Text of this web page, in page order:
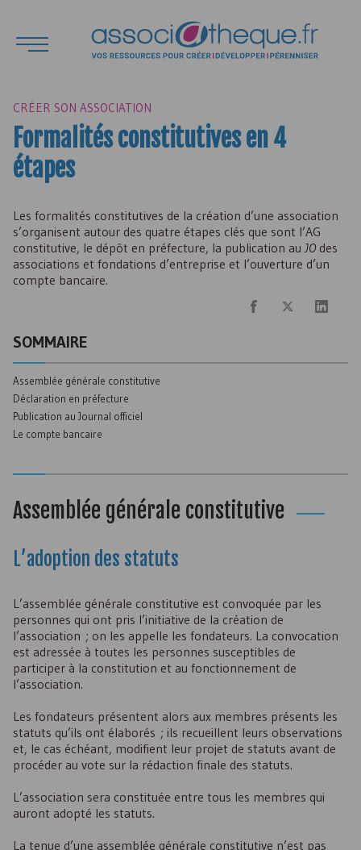
CRÉER SON ASSOCIATION
Formalités constitutives en 4
étapes
Les formalités constitutives de la création d’une association
s’organisent autour des quatre étapes clés que sont l’AG
constitutive, le dépôt en préfecture, la publication auJO des
associations et fondations d’entreprise et l’ouverture d’un
compte bancaire.
SOMMAIRE
Assemblée générale constitutive
Déclaration en préfecture
Publication au Journal officiel
Le compte bancaire
Assemblée générale constitutive
L’adoption des statuts
L’assemblée générale constitutive est convoquée par les
personnes qui ont pris l’initiative de la création de
l’association ; on les appelle les fondateurs. La convocation
est adressée à toutes les personnes susceptibles de
participer à la constitution et au fonctionnement de
l’association.
Les fondateurs présentent alors aux membres présents les
statuts qu’ils ont élaborés ; ils recueillent leurs observations
et, le cas échéant, modifient leur projet de statuts avant de
procéder au vote sur la rédaction finale des statuts.
L’association sera constituée entre tous les membres qui
auront adopté les statuts.
La tenue d’une assemblée générale constitutive n’est pas